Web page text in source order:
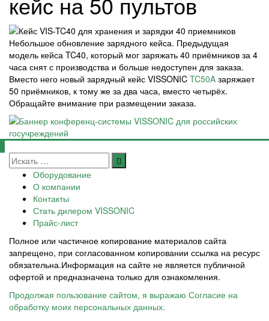
Небольшое обновление зарядного кейса. Предыдущая
модель кейса TC40, который мог заряжать 40 приёмников за 4
часа снят с производства и больше недоступен для заказа.
Вместо него новый зарядный кейс VISSONIC TC50A заряжает
50 приёмников, к тому же за два часа, вместо четырёх.
Обращайте внимание при размещении заказа.
Оборудование
О компании
Контакты
Стать дилером VISSONIC
Прайс-лист
Полное или частичное копирование материалов сайта
запрещено, при согласованном копировании ссылка на ресурс
обязательна.Информация на сайте не является публичной
офертой и предназначена только для ознакомления.
Продолжая пользование сайтом, я выражаю Согласие на
обработку моих персональных данных.